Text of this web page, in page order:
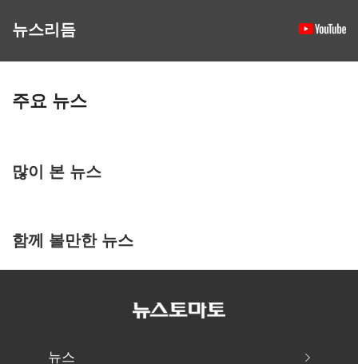
뉴스리듬
주요 뉴스
많이 본 뉴스
함께 볼만한 뉴스
뉴스